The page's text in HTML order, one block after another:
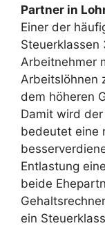
Partner in
Einer der
Arbeitnehmer
Arbeitslöhnen
dem höheren
Damit wird
bedeutet eine
Entlastung
beide
ein